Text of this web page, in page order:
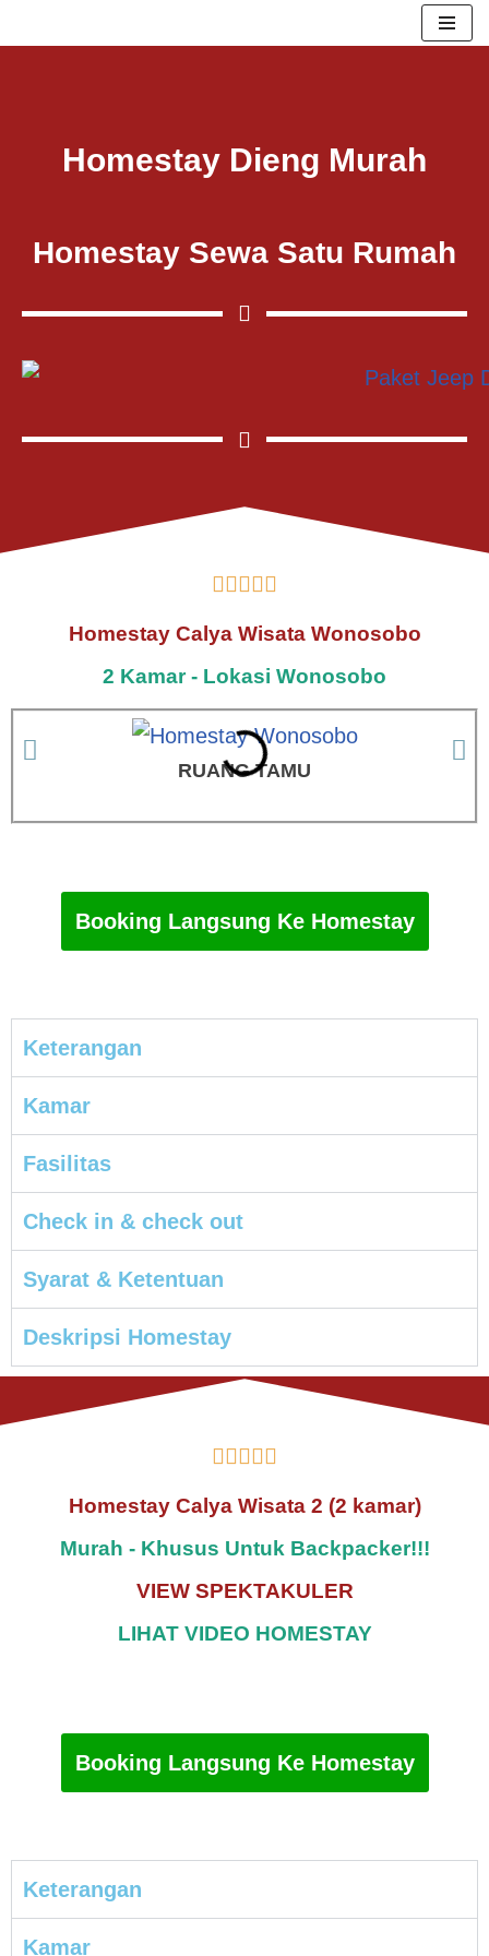
Homestay Dieng Murah
Homestay Sewa Satu Rumah

Homestay Calya Wisata Wonosobo
2 Kamar - Lokasi Wonosobo
RUANG TAMU
Booking Langsung Ke Homestay
Keterangan
Kamar
Fasilitas
Check in & check out
Syarat & Ketentuan
Deskripsi Homestay

Homestay Calya Wisata 2 (2 kamar)
Murah - Khusus Untuk Backpacker!!!
VIEW SPEKTAKULER
LIHAT VIDEO HOMESTAY
Booking Langsung Ke Homestay
Keterangan
Kamar